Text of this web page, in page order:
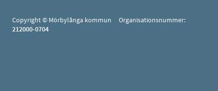
Copyright © Mörbylånga kommun Organisationsnummer:
212000-0704